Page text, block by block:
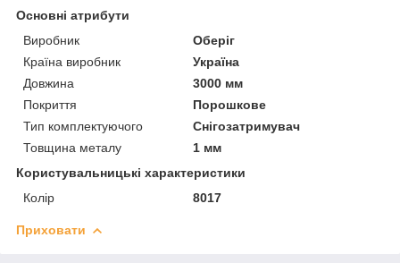
Основні атрибути
Виробник
Оберіг
Країна виробник
Україна
Довжина
3000 мм
Покриття
Порошкове
Тип комплектуючого
Снігозатримувач
Товщина металу
1 мм
Користувальницькі характеристики
Колір
8017
Приховати